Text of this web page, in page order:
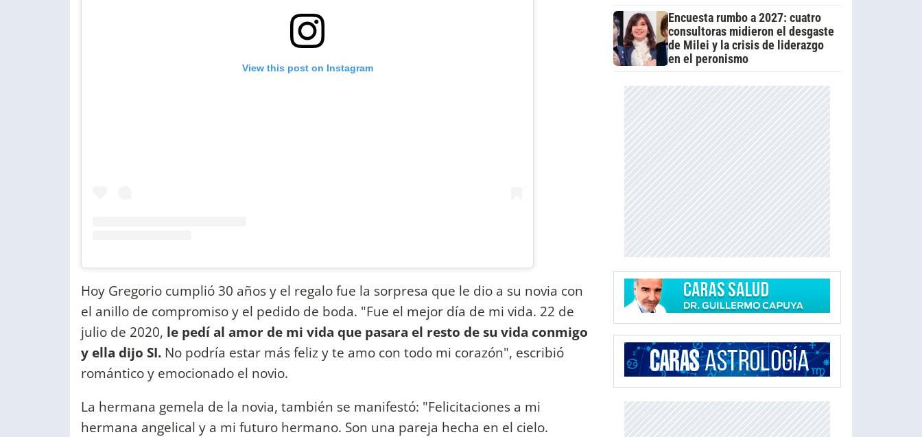
View this post on Instagram
Hoy Gregorio cumplió 30 años y el regalo fue la sorpresa que le dio a su novia con
el anillo de compromiso y el pedido de boda. "Fue el mejor día de mi vida. 22 de
julio de 2020, le pedí al amor de mi vida que pasara el resto de su vida conmigo
y ella dijo SI. No podría estar más feliz y te amo con todo mi corazón", escribió
romántico y emocionado el novio.
La hermana gemela de la novia, también se manifestó: "Felicitaciones a mi
hermana angelical y a mi futuro hermano. Son una pareja hecha en el cielo.
Encuesta rumbo a 2027: cuatro
consultoras midieron el desgaste
de Milei y la crisis de liderazgo
en el peronismo